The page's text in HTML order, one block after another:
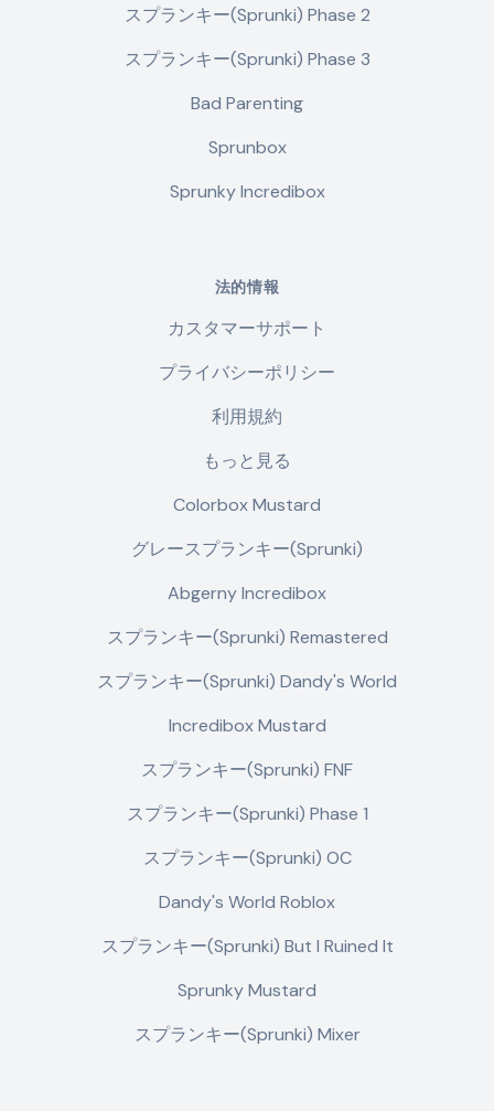
スプランキー(Sprunki) Phase 2
スプランキー(Sprunki) Phase 3
Bad Parenting
Sprunbox
Sprunky Incredibox
法的情報
カスタマーサポート
プライバシーポリシー
利用規約
もっと見る
Colorbox Mustard
グレースプランキー(Sprunki)
Abgerny Incredibox
スプランキー(Sprunki) Remastered
スプランキー(Sprunki) Dandy's World
Incredibox Mustard
スプランキー(Sprunki) FNF
スプランキー(Sprunki) Phase 1
スプランキー(Sprunki) OC
Dandy's World Roblox
スプランキー(Sprunki) But I Ruined It
Sprunky Mustard
スプランキー(Sprunki) Mixer